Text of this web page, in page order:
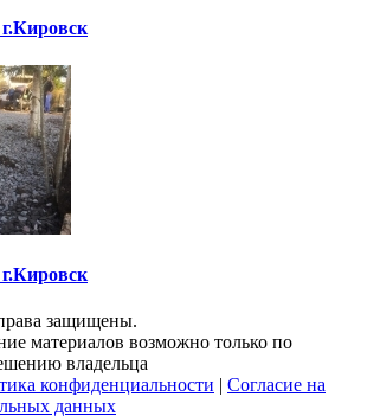
защищены.
материалов возможно только по
владельца
конфиденциальности | Согласие на
данных